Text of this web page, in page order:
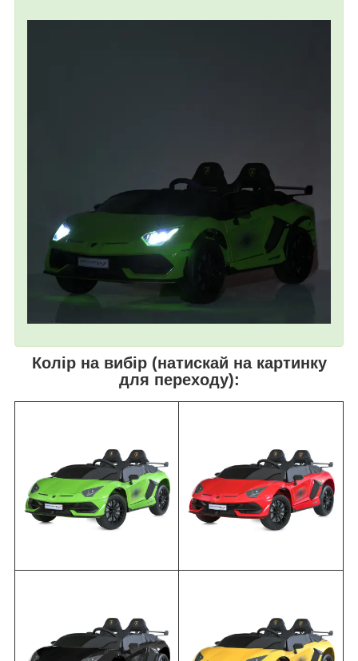
Колір на вибір (натискай на картинку
для переходу):